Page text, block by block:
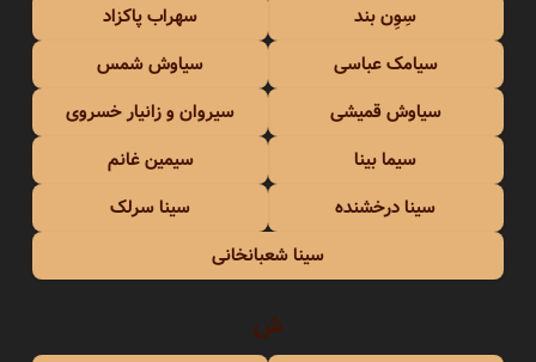
سِوِن بند
سهراب پاکزاد
سیامک عباسی
سیاوش شمس
سیاوش قمیشی
سیروان و زانیار خسروی
سیما بینا
سیمین غانم
سینا درخشنده
سینا سرلک
سینا شعبانخانی
ش